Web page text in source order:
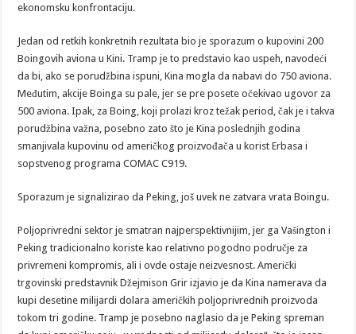
ekonomsku konfrontaciju.
Jedan od retkih konkretnih rezultata bio je sporazum o kupovini 200
Boingovih aviona u Kini. Tramp je to predstavio kao uspeh, navodeći
da bi, ako se porudžbina ispuni, Kina mogla da nabavi do 750 aviona.
Međutim, akcije Boinga su pale, jer se pre posete očekivao ugovor za
500 aviona. Ipak, za Boing, koji prolazi kroz težak period, čak je i takva
porudžbina važna, posebno zato što je Kina poslednjih godina
smanjivala kupovinu od američkog proizvođača u korist Erbasa i
sopstvenog programa COMAC C919.
Sporazum je signalizirao da Peking, još uvek ne zatvara vrata Boingu.
Poljoprivredni sektor je smatran najperspektivnijim, jer ga Vašington i
Peking tradicionalno koriste kao relativno pogodno područje za
privremeni kompromis, ali i ovde ostaje neizvesnost. Američki
trgovinski predstavnik Džejmison Grir izjavio je da Kina namerava da
kupi desetine milijardi dolara američkih poljoprivrednih proizvoda
tokom tri godine. Tramp je posebno naglasio da je Peking spreman